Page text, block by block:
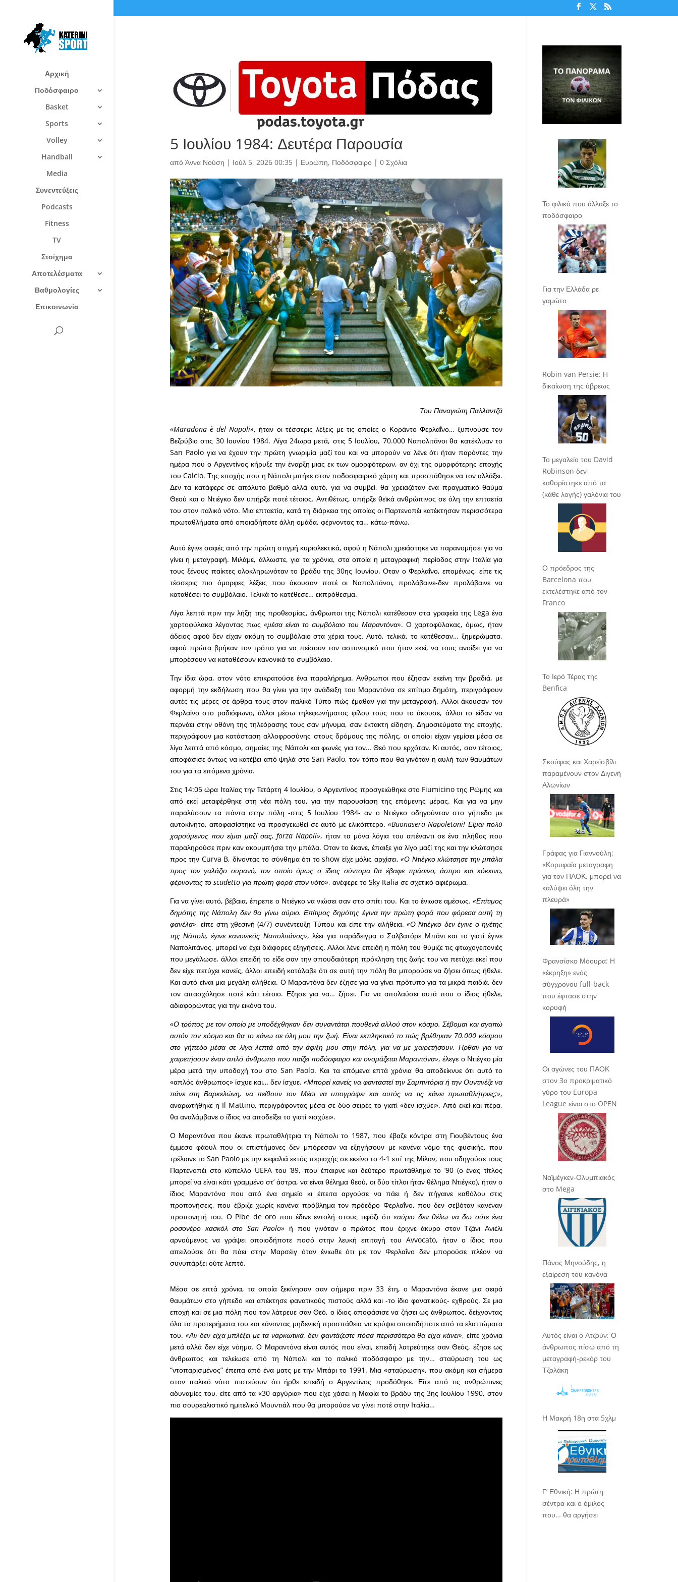
Αρχική
Ποδόσφαιρο
Basket
Sports
Volley
Handball
Media
Συνεντεύξεις
Podcasts
Fitness
TV
Στοίχημα
Αποτελέσματα
Βαθμολογίες
Επικοινωνία
5 Ιουλίου 1984: Δευτέρα Παρουσία
από Άννα Νούση | Ιούλ 5, 2026 00:35| Ευρώπη, Ποδόσφαιρο| 0 Σχόλια
Του Παναγιώτη Παλλαντζά
«Maradona è del Napoli», ήταν οι τέσσερις λέξεις με τις οποίες ο Κοράντο Φερλαΐνο… ξυπνούσε τον
Βεζούβιο στις 30 Ιουνίου 1984. Λίγα 24ωρα μετά, στις 5 Ιουλίου, 70.000 Ναπολιτάνοι θα κατέκλυαν το
San Paolo για να έχουν την πρώτη γνωριμία μαζί του και να μπορούν να λένε ότι ήταν παρόντες την
ημέρα που ο Αργεντίνος κήρυξε την έναρξη μιας εκ των ομορφότερων, αν όχι της ομορφότερης εποχής
του Calcio. Της εποχής που η Νάπολι μπήκε στον ποδοσφαιρικό χάρτη και προσπάθησε να τον αλλάξει.
Δεν τα κατάφερε σε απόλυτο βαθμό αλλά αυτό, για να συμβεί, θα χρειαζόταν ένα πραγματικό θαύμα
Θεού και ο Ντιέγκο δεν υπήρξε ποτέ τέτοιος. Αντιθέτως, υπήρξε θεϊκά ανθρώπινος σε όλη την επταετία
του στον ιταλικό νότο. Μια επταετία, κατά τη διάρκεια της οποίας οι Παρτενοπέι κατέκτησαν περισσότερα
πρωταθλήματα από οποιαδήποτε άλλη ομάδα, φέρνοντας τα… κάτω-πάνω.
Αυτό έγινε σαφές από την πρώτη στιγμή κυριολεκτικά, αφού η Νάπολι χρειάστηκε να παρανομήσει για να
γίνει η μεταγραφή. Μιλάμε, άλλωστε, για τα χρόνια, στα οποία η μεταγραφική περίοδος στην Ιταλία για
τους ξένους παίκτες ολοκληρωνόταν το βράδυ της 30ης Ιουνίου. Οταν ο Φερλαΐνο, επομένως, είπε τις
τέσσερις πιο όμορφες λέξεις που άκουσαν ποτέ οι Ναπολιτάνοι, προλάβαινε-δεν προλάβαινε να
καταθέσει το συμβόλαιο. Τελικά το κατέθεσε… εκπρόθεσμα.
Λίγα λεπτά πριν την λήξη της προθεσμίας, άνθρωποι της Νάπολι κατέθεσαν στα γραφεία της Lega ένα
χαρτοφύλακα λέγοντας πως «μέσα είναι το συμβόλαιο του Μαραντόνα». Ο χαρτοφύλακας, όμως, ήταν
άδειος αφού δεν είχαν ακόμη το συμβόλαιο στα χέρια τους. Αυτό, τελικά, το κατέθεσαν… ξημερώματα,
αφού πρώτα βρήκαν τον τρόπο για να πείσουν τον αστυνομικό που ήταν εκεί, να τους ανοίξει για να
μπορέσουν να καταθέσουν κανονικά το συμβόλαιο.
Την ίδια ώρα, στον νότο επικρατούσε ένα παραλήρημα. Ανθρωποι που έζησαν εκείνη την βραδιά, με
αφορμή την εκδήλωση που θα γίνει για την ανάδειξη του Μαραντόνα σε επίτιμο δημότη, περιγράφουν
αυτές τις μέρες σε άρθρα τους στον ιταλικό Τύπο πώς έμαθαν για την μεταγραφή. Αλλοι άκουσαν τον
Φερλαΐνο στο ραδιόφωνο, άλλοι μέσω τηλεφωνήματος φίλου τους που το άκουσε, άλλοι το είδαν να
περνάει στην οθόνη της τηλεόρασης τους σαν μήνυμα, σαν έκτακτη είδηση. Δημοσιεύματα της εποχής,
περιγράφουν μια κατάσταση αλλοφροσύνης στους δρόμους της πόλης, οι οποίοι είχαν γεμίσει μέσα σε
λίγα λεπτά από κόσμο, σημαίες της Νάπολι και φωνές για τον… Θεό που ερχόταν. Κι αυτός, σαν τέτοιος,
αποφάσισε όντως να κατέβει από ψηλά στο San Paolo, τον τόπο που θα γινόταν η αυλή των θαυμάτων
του για τα επόμενα χρόνια.
Στις 14:05 ώρα Ιταλίας την Τετάρτη 4 Ιουλίου, ο Αργεντίνος προσγειώθηκε στο Fiumicino της Ρώμης και
από εκεί μεταφέρθηκε στη νέα πόλη του, για την παρουσίαση της επόμενης μέρας. Και για να μην
παραλύσουν τα πάντα στην πόλη -στις 5 Ιουλίου 1984- αν ο Ντιέγκο οδηγούνταν στο γήπεδο με
αυτοκίνητο, αποφασίστηκε να προσγειωθεί σε αυτό με ελικόπτερο.«Buonasera Napoletani! Είμαι πολύ
χαρούμενος που είμαι μαζί σας, forza Napoli», ήταν τα μόνα λόγια του απέναντι σε ένα πλήθος που
παραληρούσε πριν καν ακουμπήσει την μπάλα. Οταν το έκανε, έπαιξε για λίγο μαζί της και την κλώτσησε
προς την Curva B, δίνοντας το σύνθημα ότι το show είχε μόλις αρχίσει.«Ο Ντιέγκο κλώτσησε την μπάλα
προς τον γαλάζιο ουρανό, τον οποίο όμως ο ίδιος σύντομα θα έβαφε πράσινο, άσπρο και κόκκινο,
φέρνοντας το scudetto για πρώτη φορά στον νότο», ανέφερε το Sky Italia σε σχετικό αφιέρωμα.
Για να γίνει αυτό, βέβαια, έπρεπε ο Ντιέγκο να νιώσει σαν στο σπίτι του. Και το ένιωσε αμέσως. «Επίτιμος
δημότης της Νάπολη δεν θα γίνω αύριο. Επίτιμος δημότης έγινα την πρώτη φορά που φόρεσα αυτή τη
φανέλα», είπε στη χθεσινή (4/7) συνέντευξη Τύπου και είπε την αλήθεια.«Ο Ντιέγκο δεν έγινε ο ηγέτης
της Νάπολι, έγινε κανονικός Ναπολιτάνος», λέει για παράδειγμα ο Σαλβατόρε Μπάνι και το γιατί έγινε
Ναπολιτάνος, μπορεί να έχει διάφορες εξηγήσεις. Αλλοι λένε επειδή η πόλη του θύμιζε τις φτωχογειτονιές
που μεγάλωσε, άλλοι επειδή το είδε σαν την σπουδαιότερη πρόκληση της ζωής του να πετύχει εκεί που
δεν είχε πετύχει κανείς, άλλοι επειδή κατάλαβε ότι σε αυτή την πόλη θα μπορούσε να ζήσει όπως ήθελε.
Και αυτό είναι μια μεγάλη αλήθεια. Ο Μαραντόνα δεν έζησε για να γίνει πρότυπο για τα μικρά παιδιά, δεν
τον απασχόλησε ποτέ κάτι τέτοιο. Εζησε για να… ζήσει. Για να απολαύσει αυτά που ο ίδιος ήθελε,
αδιαφορώντας για την εικόνα του.
«Ο τρόπος με τον οποίο με υποδέχθηκαν δεν συναντάται πουθενά αλλού στον κόσμο. Σέβομαι και αγαπώ
αυτόν τον κόσμο και θα το κάνω σε όλη μου την ζωή. Είναι εκπληκτικό το πώς βρέθηκαν 70.000 κόσμου
στο γήπεδο μέσα σε λίγα λεπτά από την άφιξη μου στην πόλη, για να με χαιρετήσουν. Ηρθαν για να
χαιρετήσουν έναν απλό άνθρωπο που παίζει ποδόσφαιρο και ονομάζεται Μαραντόνα», έλεγε ο Ντιέγκο μία
μέρα μετά την υποδοχή του στο San Paolo. Και τα επόμενα επτά χρόνια θα αποδείκνυε ότι αυτό το
«απλός άνθρωπος» ίσχυε και… δεν ίσχυε. «Μπορεί κανείς να φανταστεί την Σαμπντόρια ή την Ουντινέζε να
πάνε στη Βαρκελώνη, να πείθουν τον Μέσι να υπογράψει και αυτός να τις κάνει πρωταθλήτριες;»,
αναρωτήθηκε η Il Mattino, περιγράφοντας μέσα σε δύο σειρές το γιατί «δεν ισχύει». Από εκεί και πέρα,
θα αναλάμβανε ο ίδιος να αποδείξει το γιατί «ισχύει».
Ο Μαραντόνα που έκανε πρωταθλήτρια τη Νάπολι το 1987, που έβαζε κόντρα στη Γιουβέντους ένα
έμμεσο φάουλ που οι επιστήμονες δεν μπόρεσαν να εξηγήσουν με κανένα νόμο της φυσικής, που
τρέλαινε το San Paolo με την κεφαλιά εκτός περιοχής σε εκείνο το 4-1 επί της Μίλαν, που οδηγούσε τους
Παρτενοπέι στο κύπελλο UEFA του ’89, που έπαιρνε και δεύτερο πρωτάθλημα το ’90 (ο ένας τίτλος
μπορεί να είναι κάτι γραμμένο στ’ άστρα, να είναι θέλημα θεού, οι δύο τίτλοι ήταν θέλημα Ντιέγκο), ήταν ο
ίδιος Μαραντόνα που από ένα σημείο κι έπειτα αργούσε να πάει ή δεν πήγαινε καθόλου στις
προπονήσεις, που έβριζε χωρίς κανένα πρόβλημα τον πρόεδρο Φερλαΐνο, που δεν σεβόταν κανέναν
προπονητή του. Ο Pibe de oro που έδινε εντολή στους τιφόζι ότι«αύριο δεν θέλω να δω ούτε ένα
ροσονέρο κασκόλ στο San Paolo» ή που γινόταν ο πρώτος που έριχνε άκυρο στον Τζάνι Ανιέλι
αρνούμενος να γράψει οποιοδήποτε ποσό στην λευκή επιταγή του Avvocato, ήταν ο ίδιος που
απειλούσε ότι θα πάει στην Μαρσέιγ όταν ένιωθε ότι με τον Φερλαΐνο δεν μπορούσε πλέον να
συνυπάρξει ούτε λεπτό.
Μέσα σε επτά χρόνια, τα οποία ξεκίνησαν σαν σήμερα πριν 33 έτη, ο Μαραντόνα έκανε μια σειρά
θαυμάτων στο γήπεδο και απέκτησε φανατικούς πιστούς αλλά και -το ίδιο φανατικούς- εχθρούς. Σε μια
εποχή και σε μια πόλη που τον λάτρευε σαν Θεό, ο ίδιος αποφάσισε να ζήσει ως άνθρωπος, δείχνοντας
όλα τα προτερήματα του και κάνοντας μηδενική προσπάθεια να κρύψει οποιοδήποτε από τα ελαττώματα
του. «Αν δεν είχα μπλέξει με τα ναρκωτικά, δεν φαντάζεστε πόσα περισσότερα θα είχα κάνει», είπε χρόνια
μετά αλλά δεν είχε νόημα. Ο Μαραντόνα είναι αυτός που είναι, επειδή λατρεύτηκε σαν Θεός, έζησε ως
άνθρωπος και τελείωσε από τη Νάπολι και το ιταλικό ποδόσφαιρο με την… σταύρωση του ως
“ντοπαρισμένος” έπειτα από ένα ματς με την Μπάρι το 1991. Μια «σταύρωση», που ακόμη και σήμερα
στον ιταλικό νότο πιστεύουν ότι ήρθε επειδή ο Αργεντίνος προδόθηκε. Είτε από τις ανθρώπινες
αδυναμίες του, είτε από τα «30 αργύρια» που είχε χάσει η Μαφία το βράδυ της 3ης Ιουλίου 1990, στον
πιο σουρεαλιστικό ημιτελικό Μουντιάλ που θα μπορούσε να γίνει ποτέ στην Ιταλία…
Το φιλικό που άλλαξε το
ποδόσφαιρο
Για την Ελλάδα ρε
γαμώτο
Robin van Persie: Η
δικαίωση της ύβρεως
Το μεγαλείο του David
Robinson δεν
καθορίστηκε από τα
(κάθε λογής) γαλόνια του
Ο πρόεδρος της
Barcelona που
εκτελέστηκε από τον
Franco
Το Ιερό Τέρας της
Benfica
Σκούφας και Χαρεϊσβίλι
παραμένουν στον Διγενή
Αλωνίων
Γράφας για Γιαννούλη:
«Κορυφαία μεταγραφη
για τον ΠΑΟΚ, μπορεί να
καλύψει όλη την
πλευρά»
Φρανσίσκο Μόουρα: Η
«έκρηξη» ενός
σύγχρονου full-back
που έφτασε στην
κορυφή
Οι αγώνες του ΠΑΟΚ
στον 3ο προκριματικό
γύρο του Europa
League είναι στο OPEN
Ναϊμέγκεν-Ολυμπιακός
στο Mega
Πάνος Μηνούδης, η
εξαίρεση του κανόνα
Αυτός είναι ο Ατζούν: Ο
άνθρωπος πίσω από τη
μεταγραφή-ρεκόρ του
Τζολάκη
Η Μακρή 18η στα 5χλμ
Γ’ Εθνική: Η πρώτη
σέντρα και ο όμιλος
που… θα αργήσει